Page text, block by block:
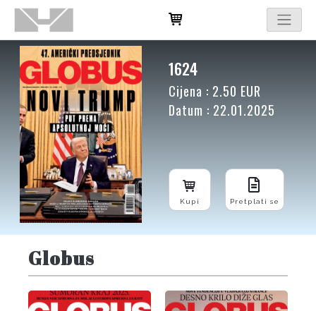
1624
Cijena : 2.50 EUR
Datum : 22.01.2025
Kupi Pretplati se
Globus